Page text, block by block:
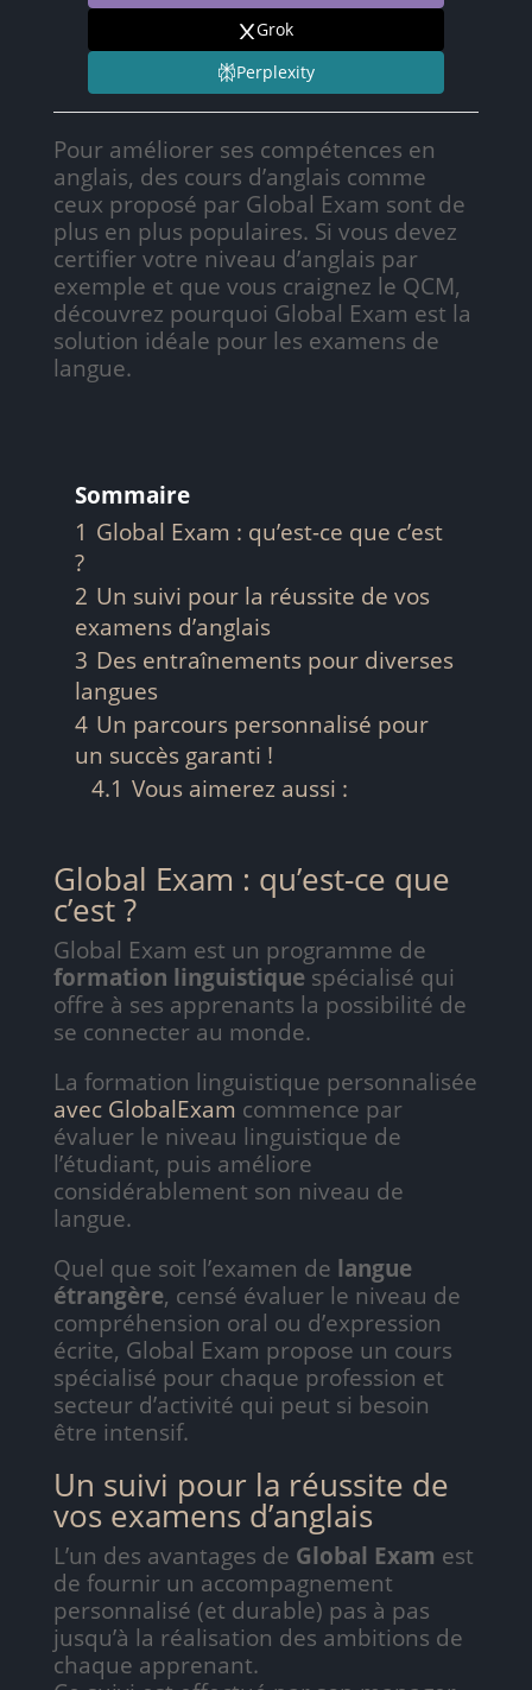
Grok
Perplexity
Pour améliorer ses compétences en
anglais, des cours d’anglais comme
ceux proposé par Global Exam sont de
plus en plus populaires. Si vous devez
certifier votre niveau d’anglais par
exemple et que vous craignez le QCM,
découvrez pourquoi Global Exam est la
solution idéale pour les examens de
langue.
Sommaire
1 Global Exam : qu’est-ce que c’est
?
2 Un suivi pour la réussite de vos
examens d’anglais
3 Des entraînements pour diverses
langues
4 Un parcours personnalisé pour
un succès garanti !
4.1 Vous aimerez aussi :
Global Exam : qu’est-ce que
c’est ?
Global Exam est un programme de
formation linguistiquespécialisé qui
offre à ses apprenants la possibilité de
se connecter au monde.
La formation linguistique personnalisée
avec GlobalExam commence par
évaluer le niveau linguistique de
l’étudiant, puis améliore
considérablement son niveau de
langue.
Quel que soit l’examen de langue
étrangère, censé évaluer le niveau de
compréhension oral ou d’expression
écrite, Global Exam propose un cours
spécialisé pour chaque profession et
secteur d’activité qui peut si besoin
être intensif.
Un suivi pour la réussite de
vos examens d’anglais
L’un des avantages de Global Exam est
de fournir un accompagnement
personnalisé (et durable) pas à pas
jusqu’à la réalisation des ambitions de
chaque apprenant.